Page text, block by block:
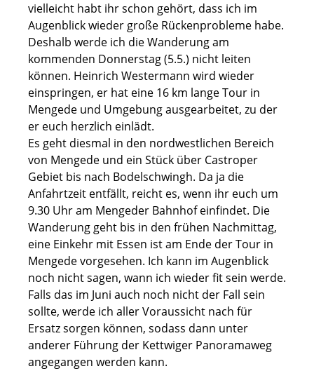
vielleicht habt ihr schon gehört, dass ich im
Augenblick wieder große Rückenprobleme habe.
Deshalb werde ich die Wanderung am
kommenden Donnerstag (5.5.) nicht leiten
können. Heinrich Westermann wird wieder
einspringen, er hat eine 16 km lange Tour in
Mengede und Umgebung ausgearbeitet, zu der
er euch herzlich einlädt.
Es geht diesmal in den nordwestlichen Bereich
von Mengede und ein Stück über Castroper
Gebiet bis nach Bodelschwingh. Da ja die
Anfahrtzeit entfällt, reicht es, wenn ihr euch um
9.30 Uhr am Mengeder Bahnhof einfindet. Die
Wanderung geht bis in den frühen Nachmittag,
eine Einkehr mit Essen ist am Ende der Tour in
Mengede vorgesehen. Ich kann im Augenblick
noch nicht sagen, wann ich wieder fit sein werde.
Falls das im Juni auch noch nicht der Fall sein
sollte, werde ich aller Voraussicht nach für
Ersatz sorgen können, sodass dann unter
anderer Führung der Kettwiger Panoramaweg
angegangen werden kann.